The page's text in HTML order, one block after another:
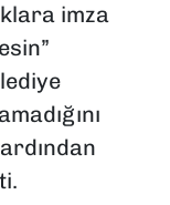
imza